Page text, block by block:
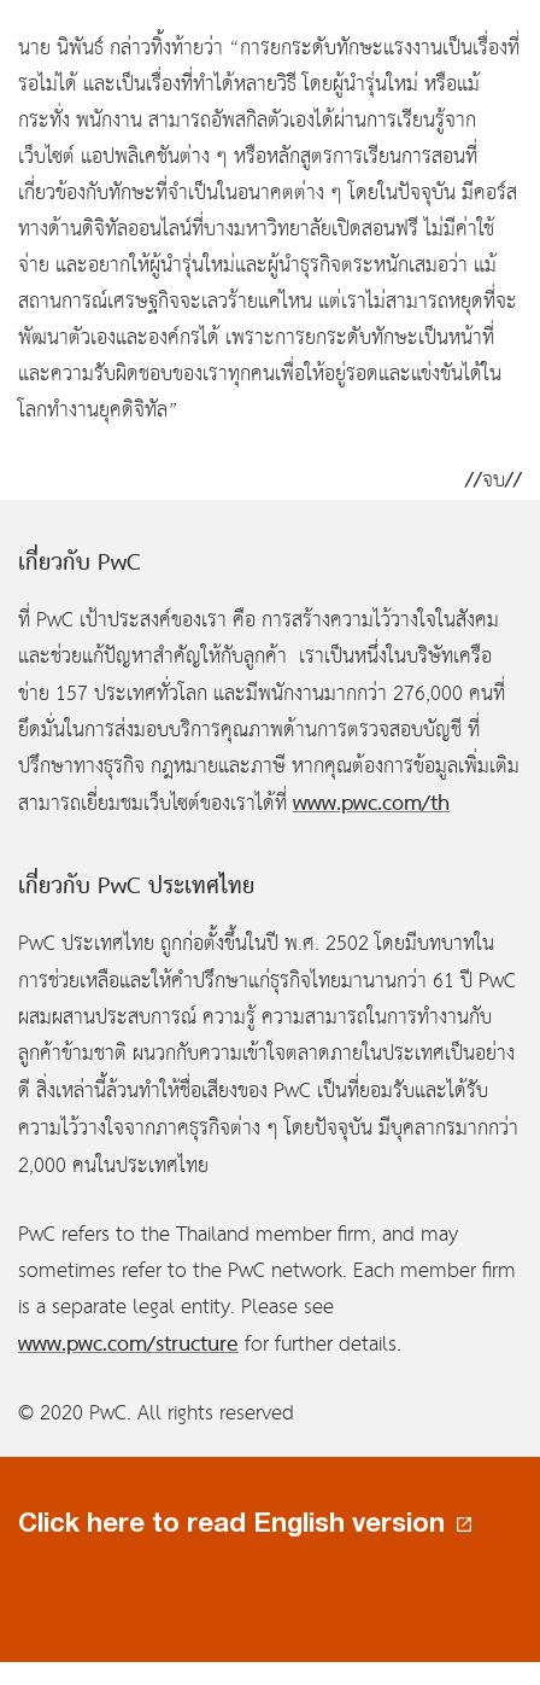
นาย นิพันธ์ กล่าวทิ้งท้ายว่า “การยกระดับทักษะแรงงานเป็นเรื่องที่
รอไม่ได้ และเป็นเรื่องที่ทำได้หลายวิธี โดยผู้นำรุ่นใหม่ หรือแม้
กระทั่ง พนักงาน สามารถอัพสกิลตัวเองได้ผ่านการเรียนรู้จาก
เว็บไซต์ แอปพลิเคชันต่าง ๆ หรือหลักสูตรการเรียนการสอนที่
เกี่ยวข้องกับทักษะที่จำเป็นในอนาคตต่าง ๆ โดยในปัจจุบัน มีคอร์ส
ทางด้านดิจิทัลออนไลน์ที่บางมหาวิทยาลัยเปิดสอนฟรี ไม่มีค่าใช้
จ่าย และอยากให้ผู้นำรุ่นใหม่และผู้นำธุรกิจตระหนักเสมอว่า แม้
สถานการณ์เศรษฐกิจจะเลวร้ายแค่ไหน แต่เราไม่สามารถหยุดที่จะ
พัฒนาตัวเองและองค์กรได้ เพราะการยกระดับทักษะเป็นหน้าที่
และความรับผิดชอบของเราทุกคนเพื่อให้อยู่รอดและแข่งขันได้ใน
โลกทำงานยุคดิจิทัล”
//จบ//
เกี่ยวกับ PwC
ที่ PwC เป้าประสงค์ของเรา คือ การสร้างความไว้วางใจในสังคม
และช่วยแก้ปัญหาสำคัญให้กับลูกค้า เราเป็นหนึ่งในบริษัทเครือ
ข่าย 157ประเทศทั่วโลก และมีพนักงานมากกว่า 276,000คนที่
ยึดมั่นในการส่งมอบบริการคุณภาพด้านการตรวจสอบบัญชี ที่
ปรึกษาทางธุรกิจ กฎหมายและภาษี หากคุณต้องการข้อมูลเพิ่มเติม
สามารถเยี่ยมชมเว็บไซต์ของเราได้ที่www.pwc.com/th
เกี่ยวกับ PwCประเทศไทย
PwC ประเทศไทย ถูกก่อตั้งขึ้นในปี พ.ศ. 2502 โดยมีบทบาทใน
การช่วยเหลือและให้คำปรึกษาแก่ธุรกิจไทยมานานกว่า 61 ปี PwC
ผสมผสานประสบการณ์ ความรู้ ความสามารถในการทำงานกับ
ลูกค้าข้ามชาติ ผนวกกับความเข้าใจตลาดภายในประเทศเป็นอย่าง
ดี สิ่งเหล่านี้ล้วนทำให้ชื่อเสียงของ PwC เป็นที่ยอมรับและได้รับ
ความไว้วางใจจากภาคธุรกิจต่าง ๆ โดยปัจจุบัน มีบุคลากรมากกว่า
2,000 คนในประเทศไทย
PwC refers to the Thailand member firm, and may
sometimes refer to the PwC network. Each member firm
is a separate legal entity. Please see
www.pwc.com/structurefor further details.
© 2020 PwC. All rights reserved
Click here to read English version